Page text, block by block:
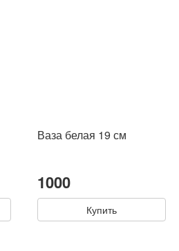
Ваза белая 19 см
1000
Купить